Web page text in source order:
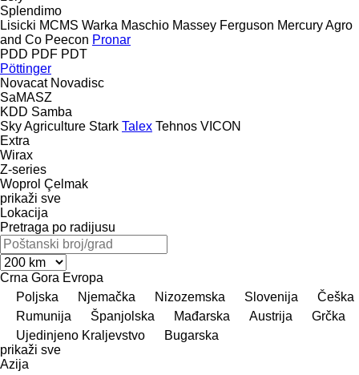
Splendimo
Lisicki MCMS Warka Maschio Massey Ferguson Mercury Agro
and Co Peecon Pronar
PDD PDF PDT
Pöttinger
Novacat Novadisc
SaMASZ
KDD Samba
Sky Agriculture Stark Talex Tehnos VICON
Extra
Wirax
Z-series
Woprol Çelmak
prikaži sve
Lokacija
Pretraga po radijusu
Crna Gora Evropa
Poljska
Njemačka Nizozemska Slovenija
Češka
Rumunija
Španjolska Mađarska Austrija
Grčka
Ujedinjeno Kraljevstvo
Bugarska
prikaži sve
Azija